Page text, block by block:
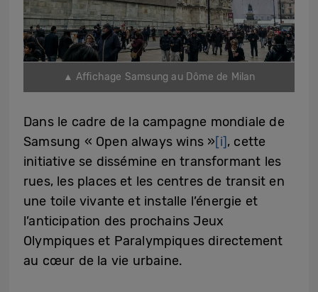
▲ Affichage Samsung au Dôme de Milan
Dans le cadre de la campagne mondiale de
Samsung « Open always wins »[i], cette
initiative se dissémine en transformant les
rues, les places et les centres de transit en
une toile vivante et installe l’énergie et
l’anticipation des prochains Jeux
Olympiques et Paralympiques directement
au cœur de la vie urbaine.